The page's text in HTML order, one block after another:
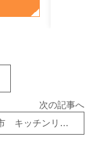
次の記事へ
東近江市 キッチンリフォーム